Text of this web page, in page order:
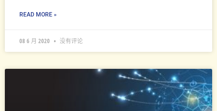
READ MORE »
08 6 月 2020 没有评论